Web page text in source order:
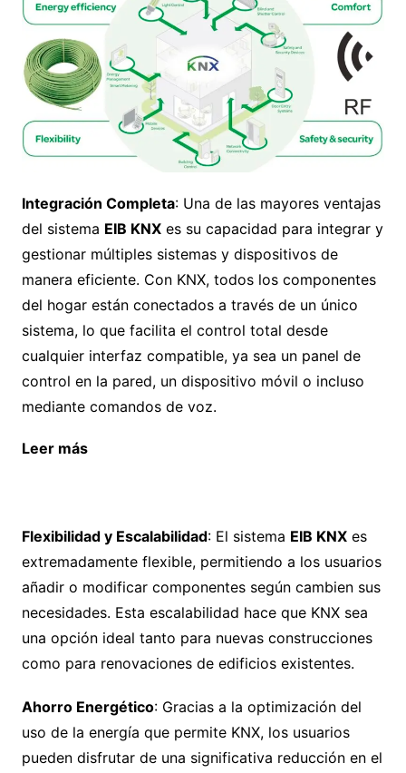
Integración Completa: Una de las mayores ventajas
del sistema EIB KNXes su capacidad para integrar y
gestionar múltiples sistemas y dispositivos de
manera eficiente. Con KNX, todos los componentes
del hogar están conectados a través de un único
sistema, lo que facilita el control total desde
cualquier interfaz compatible, ya sea un panel de
control en la pared, un dispositivo móvil o incluso
mediante comandos de voz.
Leer más
Flexibilidad y Escalabilidad: El sistema EIB KNXes
extremadamente flexible, permitiendo a los usuarios
añadir o modificar componentes según cambien sus
necesidades. Esta escalabilidad hace que KNX sea
una opción ideal tanto para nuevas construcciones
como para renovaciones de edificios existentes.
Ahorro Energético: Gracias a la optimización del
uso de la energía que permite KNX, los usuarios
pueden disfrutar de una significativa reducción en el